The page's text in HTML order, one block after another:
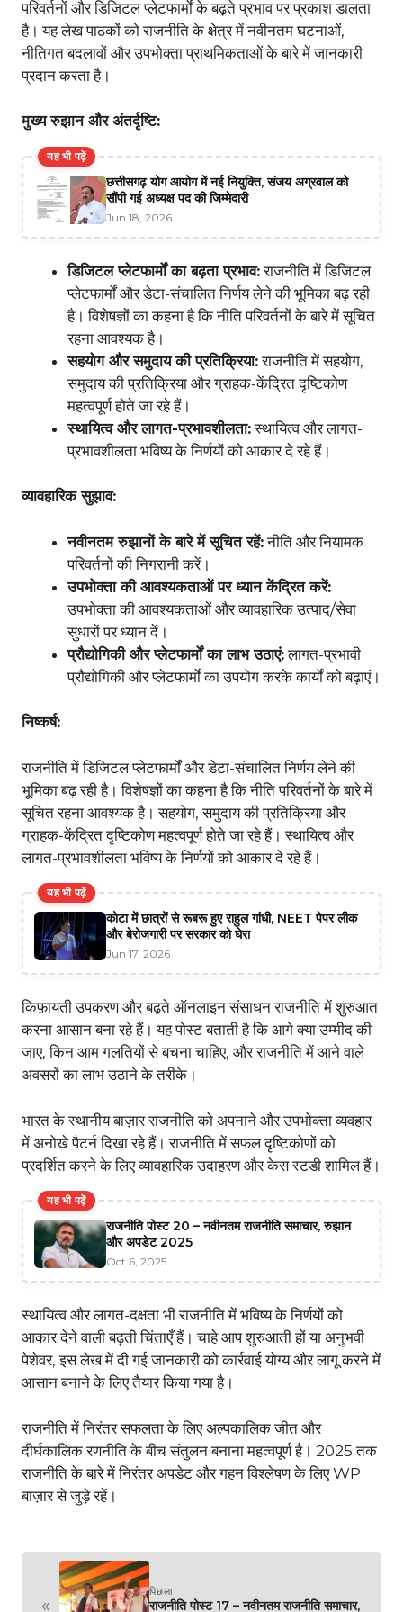
परिवर्तनों और डिजिटल प्लेटफार्मों के बढ़ते प्रभाव पर प्रकाश डालता
है। यह लेख पाठकों को राजनीति के क्षेत्र में नवीनतम घटनाओं,
नीतिगत बदलावों और उपभोक्ता प्राथमिकताओं के बारे में जानकारी
प्रदान करता है।
मुख्य रुझान और अंतर्दृष्टि:
यह भी पढ़ें
छत्तीसगढ़ योग आयोग में नई नियुक्ति, संजय अग्रवाल को
सौंपी गई अध्यक्ष पद की जिम्मेदारी
Jun 18, 2026
डिजिटल प्लेटफार्मों का बढ़ता प्रभाव:राजनीति में डिजिटल
प्लेटफार्मों और डेटा-संचालित निर्णय लेने की भूमिका बढ़ रही
है। विशेषज्ञों का कहना है कि नीति परिवर्तनों के बारे में सूचित
रहना आवश्यक है।
सहयोग और समुदाय की प्रतिक्रिया:राजनीति में सहयोग,
समुदाय की प्रतिक्रिया और ग्राहक-केंद्रित दृष्टिकोण
महत्वपूर्ण होते जा रहे हैं।
स्थायित्व और लागत-प्रभावशीलता:स्थायित्व और लागत-
प्रभावशीलता भविष्य के निर्णयों को आकार दे रहे हैं।
व्यावहारिक सुझाव:
नवीनतम रुझानों के बारे में सूचित रहें:नीति और नियामक
परिवर्तनों की निगरानी करें।
उपभोक्ता की आवश्यकताओं पर ध्यान केंद्रित करें:
उपभोक्ता की आवश्यकताओं और व्यावहारिक उत्पाद/सेवा
सुधारों पर ध्यान दें।
प्रौद्योगिकी और प्लेटफार्मों का लाभ उठाएं:लागत-प्रभावी
प्रौद्योगिकी और प्लेटफार्मों का उपयोग करके कार्यों को बढ़ाएं।
निष्कर्ष:
राजनीति में डिजिटल प्लेटफार्मों और डेटा-संचालित निर्णय लेने की
भूमिका बढ़ रही है। विशेषज्ञों का कहना है कि नीति परिवर्तनों के बारे में
सूचित रहना आवश्यक है। सहयोग, समुदाय की प्रतिक्रिया और
ग्राहक-केंद्रित दृष्टिकोण महत्वपूर्ण होते जा रहे हैं। स्थायित्व और
लागत-प्रभावशीलता भविष्य के निर्णयों को आकार दे रहे हैं।
यह भी पढ़ें
कोटा में छात्रों से रूबरू हुए राहुल गांधी, NEET पेपर लीक
और बेरोजगारी पर सरकार को घेरा
Jun 17, 2026
किफ़ायती उपकरण और बढ़ते ऑनलाइन संसाधन राजनीति में शुरुआत
करना आसान बना रहे हैं। यह पोस्ट बताती है कि आगे क्या उम्मीद की
जाए, किन आम गलतियों से बचना चाहिए, और राजनीति में आने वाले
अवसरों का लाभ उठाने के तरीके।
भारत के स्थानीय बाज़ार राजनीति को अपनाने और उपभोक्ता व्यवहार
में अनोखे पैटर्न दिखा रहे हैं। राजनीति में सफल दृष्टिकोणों को
प्रदर्शित करने के लिए व्यावहारिक उदाहरण और केस स्टडी शामिल हैं।
यह भी पढ़ें
राजनीति पोस्ट 20 – नवीनतम राजनीति समाचार, रुझान
और अपडेट 2025
Oct 6, 2025
स्थायित्व और लागत-दक्षता भी राजनीति में भविष्य के निर्णयों को
आकार देने वाली बढ़ती चिंताएँ हैं। चाहे आप शुरुआती हों या अनुभवी
पेशेवर, इस लेख में दी गई जानकारी को कार्रवाई योग्य और लागू करने में
आसान बनाने के लिए तैयार किया गया है।
राजनीति में निरंतर सफलता के लिए अल्पकालिक जीत और
दीर्घकालिक रणनीति के बीच संतुलन बनाना महत्वपूर्ण है। 2025 तक
राजनीति के बारे में निरंतर अपडेट और गहन विश्लेषण के लिए WP
बाज़ार से जुड़े रहें।
«
पिछला
राजनीति पोस्ट 17 – नवीनतम राजनीति समाचार,